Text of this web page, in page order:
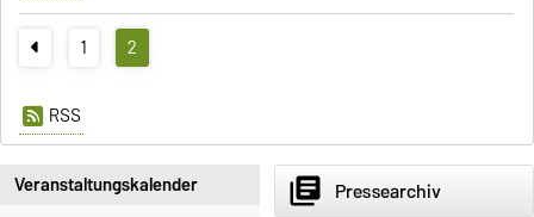
1 2
RSS
Veranstaltungskalender
library_books Pressearchiv